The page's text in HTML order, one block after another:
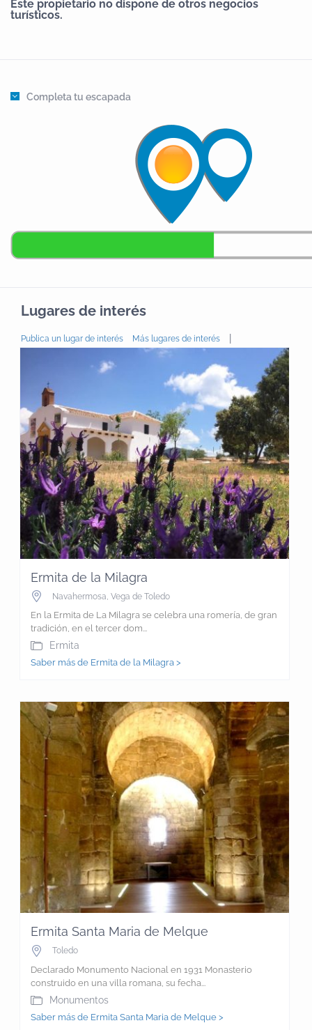
Este propietario no dispone de otros negocios
turísticos.
Completa tu escapada
Lugares de interés
Publica un lugar de interés Más lugares de interés
Ermita de la Milagra
Navahermosa Vega de Toledo
En la Ermita de La Milagra se celebra una romería, de gran
tradición, en el tercer dom...
Ermita
Saber más de Ermita de la Milagra >
Ermita Santa Maria de Melque
Toledo
Declarado Monumento Nacional en 1931 Monasterio
construido en una villa romana, su fecha...
Monumentos
Saber más de Ermita Santa Maria de Melque >